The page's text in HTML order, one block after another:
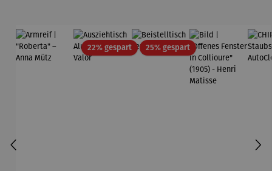
22% gespartRabatt25% gespartRabatt